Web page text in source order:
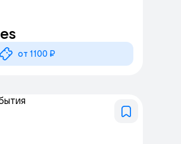
от 1100 ₽